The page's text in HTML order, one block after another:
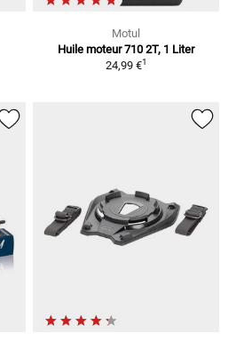
Motul
Huile moteur 710 2T, 1 Liter
24,99 €1